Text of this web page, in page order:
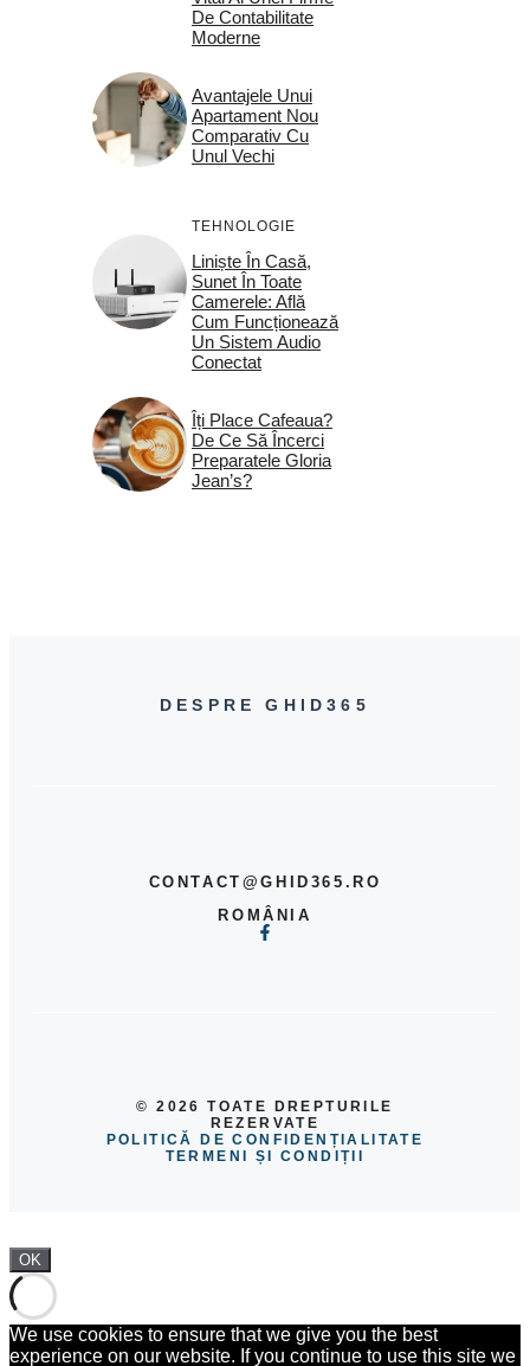
De Contabilitate
Moderne
Avantajele Unui
Apartament Nou
Comparativ Cu
Unul Vechi
TEHNOLOGIE
Liniște În Casă,
Sunet În Toate
Camerele: Află
Cum Funcționează
Un Sistem Audio
Conectat
Îți Place Cafeaua?
De Ce Să Încerci
Preparatele Gloria
Jean’s?
DESPRE GHID365
CONTACT@GHID365.RO
ROMÂNIA
© 2026 TOATE DREPTURILE
REZERVATE
POLITICĂ DE CONFIDENȚIALITATE
TERMENI ȘI CONDIȚII
OK
We use cookies to ensure that we give you the best
experience on our website. If you continue to use this site we